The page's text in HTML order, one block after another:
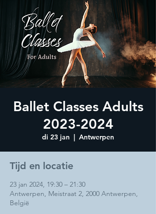
Ballet Classes Adults
2023-2024
di 23 jan
  |
Antwerpen
Tijd en locatie
23 jan 2024, 19:30 – 21:30
Antwerpen, Meistraat 2, 2000 Antwerpen,
België